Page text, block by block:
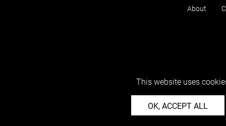
About
This website uses
OK, ACCEPT ALL